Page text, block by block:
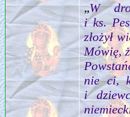
„W
i ks.
złożył
Mówię,
nie ci,
i